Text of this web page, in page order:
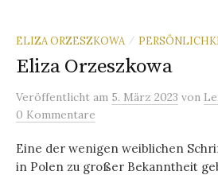
ELIZA ORZESZKOWA /
Eliza Orzeszkowa
Veröffentlicht am 5. März 2023 von
0 Kommentare
Eine der wenigen weiblichen
in Polen zu großer Bekanntheit